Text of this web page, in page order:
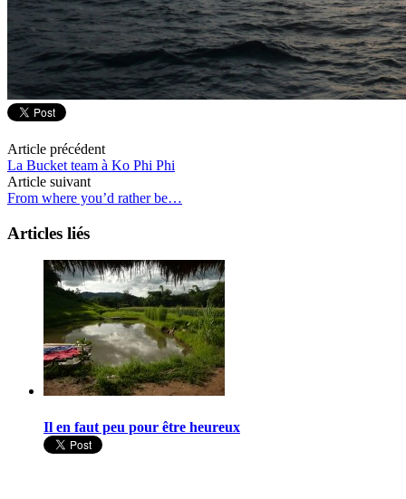
Article précédent
La Bucket team à Ko Phi Phi
Article suivant
From where you’d rather be…
Articles liés
Il en faut peu pour être heureux